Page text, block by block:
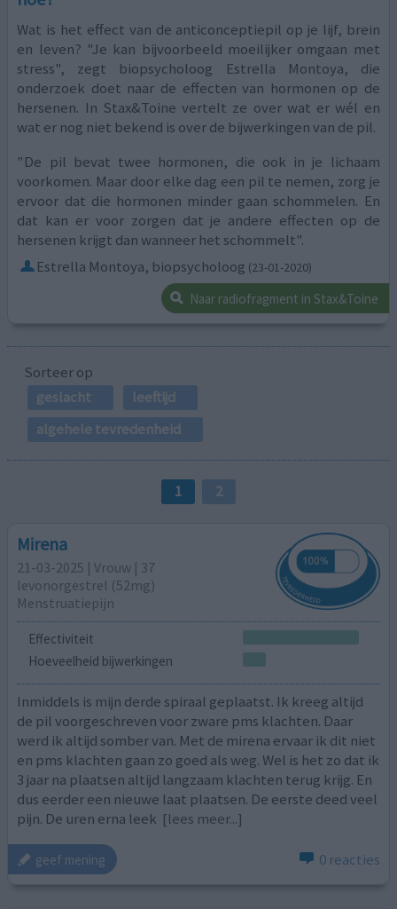
Wat is het effect van de anticonceptiepil op je lijf, brein
en leven? "Je kan bijvoorbeeld moeilijker omgaan met
stress", zegt biopsycholoog Estrella Montoya, die
onderzoek doet naar de effecten van hormonen op de
hersenen. In Stax&Toine vertelt ze over wat er wél en
wat er nog niet bekend is over de bijwerkingen van de pil.
"De pil bevat twee hormonen, die ook in je lichaam
voorkomen. Maar door elke dag een pil te nemen, zorg je
ervoor dat die hormonen minder gaan schommelen. En
dat kan er voor zorgen dat je andere effecten op de
hersenen krijgt dan wanneer het schommelt".
Estrella Montoya, biopsycholoog (23-01-2020)
Naar radiofragment in Stax&Toine
Sorteer op
geslacht
leeftijd
algehele tevredenheid
1 2
Mirena
21-03-2025 | Vrouw | 37
levonorgestrel (52mg)
Menstruatiepijn
Effectiviteit
Hoeveelheid bijwerkingen
Inmiddels is mijn derde spiraal geplaatst. Ik kreeg altijd
de pil voorgeschreven voor zware pms klachten. Daar
werd ik altijd somber van. Met de mirena ervaar ik dit niet
en pms klachten gaan zo goed als weg. Wel is het zo dat ik
3 jaar na plaatsen altijd langzaam klachten terug krijg. En
dus eerder een nieuwe laat plaatsen. De eerste deed veel
pijn. De uren erna leek [lees meer...]
geef mening 0 reacties